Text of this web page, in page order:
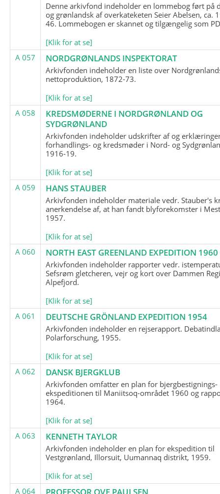
Denne arkivfond indeholder en lommebog ført på
og grønlandsk af overkateketen Seier Abelsen, ca.
46. Lommebogen er skannet og tilgængelig som
[Klik for at se]
A 057
NORDGRØNLANDS INSPEKTORAT
Arkivfonden indeholder en liste over
nettoproduktion, 1872-73.
[Klik for at se]
A 058
KREDSMØDERNE I NORDGRØNLAND OG
SYDGRØNLAND
Arkivfonden indeholder udskrifter af og
forhandlings- og kredsmøder i Nord- og
1916-19.
[Klik for at se]
A 059
HANS STAUBER
Arkivfonden indeholder materiale vedr. Stauber's
anerkendelse af, at han fandt blyforekomster i
1957.
[Klik for at se]
A 060
NORTH EAST GREENLAND EXPEDITION 1960
Arkivfonden indeholder rapporter vedr.
Sefsrøm gletcheren, vejr og kort over Dammen
Alpefjord.
[Klik for at se]
A 061
DEUTSCHE GRÖNLAND EXPEDITION 1954
Arkivfonden indeholder en rejserapport.
Polarforschung, 1955.
[Klik for at se]
A 062
DANSK BJERGKLUB
Arkivfonden omfatter en plan for bjergbestignings-
ekspeditionen til Maniitsoq-området 1960 og
1964.
[Klik for at se]
A 063
KENNETH TAYLOR
Arkivfonden indeholder en plan for ekspedition til
Vestgrønland, Illorsuit, Uumannaq distrikt, 1959.
[Klik for at se]
A 064
PROFESSOR OVE PAULSEN